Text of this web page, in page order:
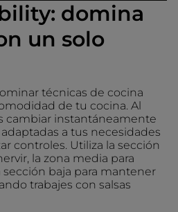
domina
un solo
técnicas de cocina
de tu cocina. Al
cambiar instantáneamente
a tus necesidades
controles. Utiliza la sección
la zona media para
sección baja para mantener
trabajes con salsas